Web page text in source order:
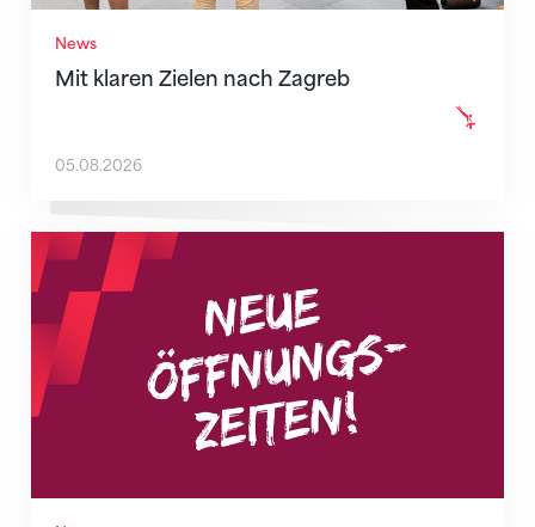
News
Mit klaren Zielen nach Zagreb
05.08.2026
Neue Empfangszeiten ab 1. August 2026